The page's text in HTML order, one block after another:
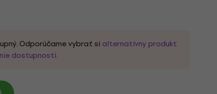
Odporúčame vybrať si alternatívny produkt
dostupnosti.